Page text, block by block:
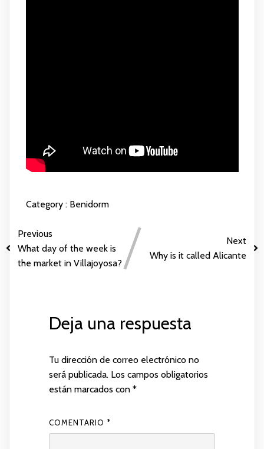
Category : Benidorm
Previous
What day of the week is
the market in Villajoyosa?
Next
Why is it called Alicante
Deja una respuesta
Tu dirección de correo electrónico no
será publicada. Los campos obligatorios
están marcados con *
COMENTARIO *